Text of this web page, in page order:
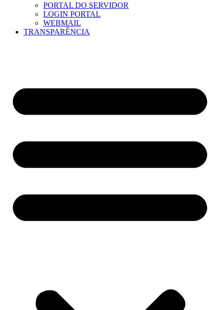
PORTAL DO SERVIDOR
LOGIN PORTAL
WEBMAIL
TRANSPARÊNCIA